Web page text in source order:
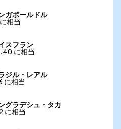
ガポールドル
相当
スフラン
に相当
ジル・レアル
に相当
グラデシュ・タカ
に相当